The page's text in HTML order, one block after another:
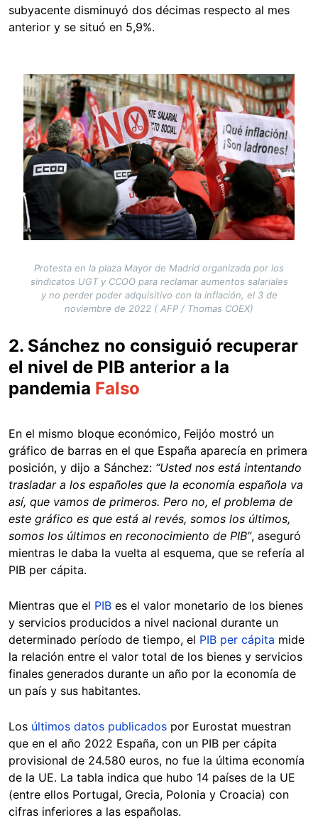
subyacente disminuyó dos décimas respecto al mes
anterior y se situó en 5,9%.
Image
Protesta en la plaza Mayor de Madrid organizada por los
sindicatos UGT y CCOO para reclamar aumentos salariales
y no perder poder adquisitivo con la inflación, el 3 de
noviembre de 2022 ( AFP / Thomas COEX)
2. Sánchez no consiguió recuperar
el nivel de PIB anterior a la
pandemia Falso
En el mismo bloque económico, Feijóo mostró un
gráfico de barras en el que España aparecía en primera
posición, y dijo a Sánchez: “Usted nos está intentando
trasladar a los españoles que la economía española va
así, que vamos de primeros. Pero no, el problema de
este gráfico es que está al revés, somos los últimos,
somos los últimos en reconocimiento de PIB”, aseguró
mientras le daba la vuelta al esquema, que se refería al
PIB per cápita.
Mientras que el PIB es el valor monetario de los bienes
y servicios producidos a nivel nacional durante un
determinado período de tiempo, el PIB per cápita mide
la relación entre el valor total de los bienes y servicios
finales generados durante un año por la economía de
un país y sus habitantes.
Los últimos datos publicados por Eurostat muestran
que en el año 2022 España, con un PIB per cápita
provisional de 24.580 euros, no fue la última economía
de la UE. La tabla indica que hubo 14 países de la UE
(entre ellos Portugal, Grecia, Polonia y Croacia) con
cifras inferiores a las españolas.